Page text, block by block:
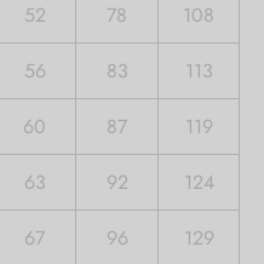
52 78
108
56 83
113
60 87
119
63 92
124
67 96 129